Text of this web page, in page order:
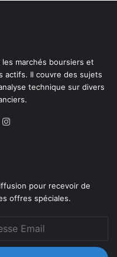
marchés boursiers et
actifs. Il couvre des sujets
technique sur divers
YouTube
pour recevoir de
offres spéciales.